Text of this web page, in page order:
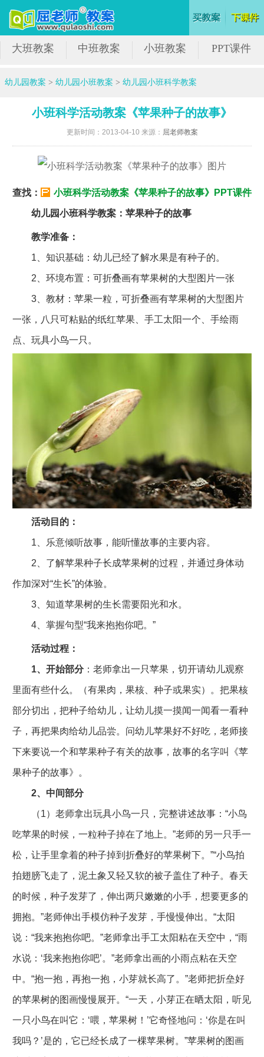
大班教案 中班教案 小班教案 PPT课件
幼儿园教案 >幼儿园小班教案 >幼儿园小班科学教案
小班科学活动教案《苹果种子的故事》
更新时间：2013-04-10 来源： 屈老师教案
查找： 小班科学活动教案《苹果种子的故事》PPT课件
幼儿园小班科学教案：苹果种子的故事
教学准备：
1、知识基础：幼儿已经了解水果是有种子的。
2、环境布置：可折叠画有苹果树的大型图片一张
3、教材：苹果一粒，可折叠画有苹果树的大型图片
一张，八只可粘贴的纸红苹果、手工太阳一个、手绘雨
点、玩具小鸟一只。
活动目的：
1、乐意倾听故事，能听懂故事的主要内容。
2、了解苹果种子长成苹果树的过程，并通过身体动
作加深对“生长”的体验。
3、知道苹果树的生长需要阳光和水。
4、掌握句型“我来抱抱你吧。”
活动过程：
1、开始部分：老师拿出一只苹果，切开请幼儿观察
里面有些什么。（有果肉，果核、种子或果实）。把果核
部分切出，把种子给幼儿，让幼儿摸一摸闻一闻看一看种
子，再把果肉给幼儿品尝。问幼儿苹果好不好吃，老师接
下来要说一个和苹果种子有关的故事，故事的名字叫《苹
果种子的故事》。
2、中间部分
（1）老师拿出玩具小鸟一只，完整讲述故事：“小鸟
吃苹果的时候，一粒种子掉在了地上。”老师的另一只手一
松，让手里拿着的种子掉到折叠好的苹果树下。”“小鸟拍
拍翅膀飞走了，泥土象又轻又软的被子盖住了种子。春天
的时候，种子发芽了，伸出两只嫩嫩的小手，想要更多的
拥抱。”老师伸出手模仿种子发芽，手慢慢伸出。“太阳
说：“我来抱抱你吧。”老师拿出手工太阳粘在天空中，“雨
水说：‘我来抱抱你吧’。”老师拿出画的小雨点粘在天空
中。“抱一抱，再抱一抱，小芽就长高了。”老师把折垒好
的苹果树的图画慢慢展开。“一天，小芽正在晒太阳，听见
一只小鸟在叫它：‘喂，苹果树！’它奇怪地问：‘你是在叫
我吗？’是的，它已经长成了一棵苹果树。”苹果树的图画